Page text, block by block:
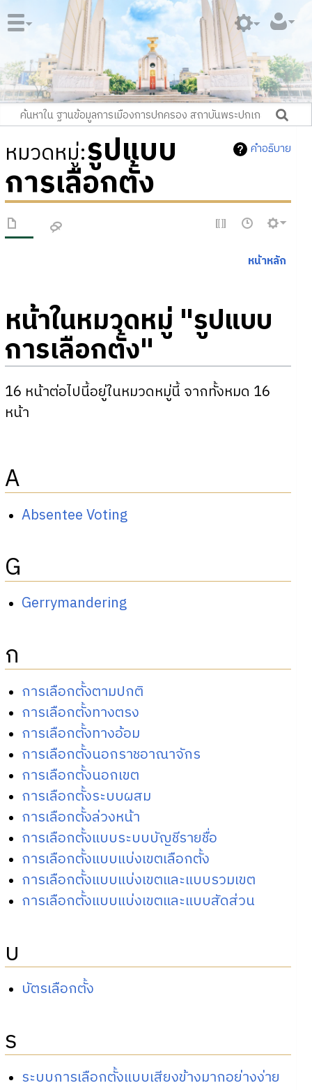
คำอธิบาย
หมวดหมู่:รูปแบบ
การเลือกตั้ง
หน้าหลัก
หน้าในหมวดหมู่ "รูปแบบ
การเลือกตั้ง"
16 หน้าต่อไปนี้อยู่ในหมวดหมู่นี้ จากทั้งหมด 16
หน้า
A
Absentee Voting
G
Gerrymandering
ก
การเลือกตั้งตามปกติ
การเลือกตั้งทางตรง
การเลือกตั้งทางอ้อม
การเลือกตั้งนอกราชอาณาจักร
การเลือกตั้งนอกเขต
การเลือกตั้งระบบผสม
การเลือกตั้งล่วงหน้า
การเลือกตั้งแบบระบบบัญชีรายชื่อ
การเลือกตั้งแบบแบ่งเขตเลือกตั้ง
การเลือกตั้งแบบแบ่งเขตและแบบรวมเขต
การเลือกตั้งแบบแบ่งเขตและแบบสัดส่วน
บ
บัตรเลือกตั้ง
ร
ระบบการเลือกตั้งแบบเสียงข้างมากอย่างง่าย